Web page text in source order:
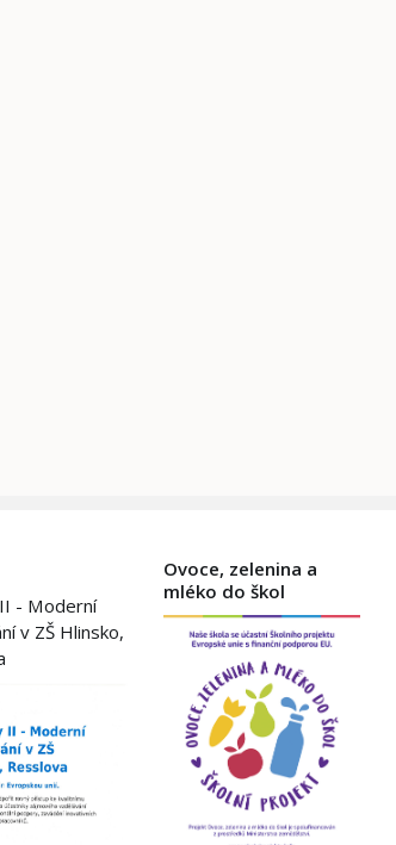
- Moderní
v ZŠ Hlinsko,
Ovoce, zelenina a
mléko do škol